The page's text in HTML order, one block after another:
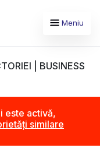
Meniu
| BUSINESS
este activă,
similare